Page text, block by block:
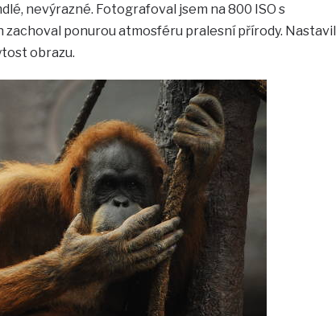
nevýrazné. Fotografoval jsem na 800 ISO s
zachoval ponurou atmosféru pralesní přírody. Nastavil
obrazu.